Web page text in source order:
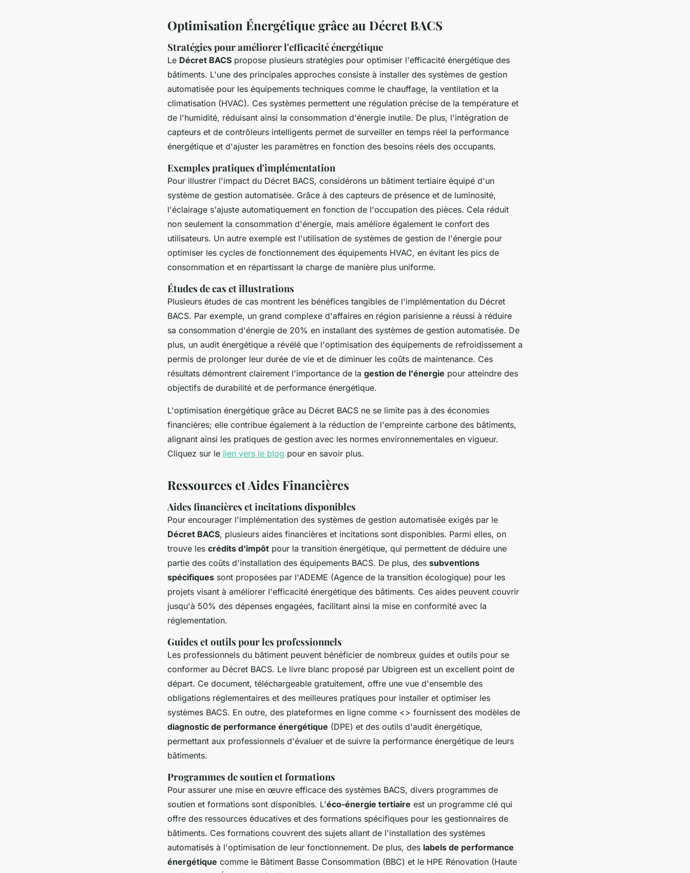
Optimisation Énergétique grâce au Décret BACS
Stratégies pour améliorer l'efficacité énergétique
Le Décret BACS propose plusieurs stratégies pour optimiser l'efficacité énergétique des
bâtiments. L'une des principales approches consiste à installer des systèmes de gestion
automatisée pour les équipements techniques comme le chauffage, la ventilation et la
climatisation (HVAC). Ces systèmes permettent une régulation précise de la température et
de l'humidité, réduisant ainsi la consommation d'énergie inutile. De plus, l'intégration de
capteurs et de contrôleurs intelligents permet de surveiller en temps réel la performance
énergétique et d'ajuster les paramètres en fonction des besoins réels des occupants.
Exemples pratiques d'implémentation
Pour illustrer l'impact du Décret BACS, considérons un bâtiment tertiaire équipé d'un
système de gestion automatisée. Grâce à des capteurs de présence et de luminosité,
l'éclairage s'ajuste automatiquement en fonction de l'occupation des pièces. Cela réduit
non seulement la consommation d'énergie, mais améliore également le confort des
utilisateurs. Un autre exemple est l'utilisation de systèmes de gestion de l'énergie pour
optimiser les cycles de fonctionnement des équipements HVAC, en évitant les pics de
consommation et en répartissant la charge de manière plus uniforme.
Études de cas et illustrations
Plusieurs études de cas montrent les bénéfices tangibles de l'implémentation du Décret
BACS. Par exemple, un grand complexe d'affaires en région parisienne a réussi à réduire
sa consommation d'énergie de 20% en installant des systèmes de gestion automatisée. De
plus, un audit énergétique a révélé que l'optimisation des équipements de refroidissement a
permis de prolonger leur durée de vie et de diminuer les coûts de maintenance. Ces
résultats démontrent clairement l'importance de la gestion de l'énergie pour atteindre des
objectifs de durabilité et de performance énergétique.
L'optimisation énergétique grâce au Décret BACS ne se limite pas à des économies
financières; elle contribue également à la réduction de l'empreinte carbone des bâtiments,
alignant ainsi les pratiques de gestion avec les normes environnementales en vigueur.
Cliquez sur le lien vers le blog pour en savoir plus.
Ressources et Aides Financières
Aides financières et incitations disponibles
Pour encourager l'implémentation des systèmes de gestion automatisée exigés par le
Décret BACS, plusieurs aides financières et incitations sont disponibles. Parmi elles, on
trouve les crédits d'impôt pour la transition énergétique, qui permettent de déduire une
partie des coûts d'installation des équipements BACS. De plus, des subventions
spécifiques sont proposées par l'ADEME (Agence de la transition écologique) pour les
projets visant à améliorer l'efficacité énergétique des bâtiments. Ces aides peuvent couvrir
jusqu'à 50% des dépenses engagées, facilitant ainsi la mise en conformité avec la
réglementation.
Guides et outils pour les professionnels
Les professionnels du bâtiment peuvent bénéficier de nombreux guides et outils pour se
conformer au Décret BACS. Le livre blanc proposé par Ubigreen est un excellent point de
départ. Ce document, téléchargeable gratuitement, offre une vue d'ensemble des
obligations réglementaires et des meilleures pratiques pour installer et optimiser les
systèmes BACS. En outre, des plateformes en ligne comme <> fournissent des modèles de
diagnostic de performance énergétique (DPE) et des outils d'audit énergétique,
permettant aux professionnels d'évaluer et de suivre la performance énergétique de leurs
bâtiments.
Programmes de soutien et formations
Pour assurer une mise en œuvre efficace des systèmes BACS, divers programmes de
soutien et formations sont disponibles. L'éco-énergie tertiaire est un programme clé qui
offre des ressources éducatives et des formations spécifiques pour les gestionnaires de
bâtiments. Ces formations couvrent des sujets allant de l'installation des systèmes
automatisés à l'optimisation de leur fonctionnement. De plus, des labels de performance
énergétique comme le Bâtiment Basse Consommation (BBC) et le HPE Rénovation (Haute